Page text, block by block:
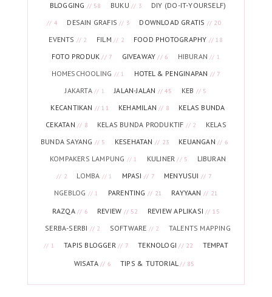
BLOGGING // 58 BUKU // 3 DIY (DO-IT-YOURSELF)
// 4 DESAIN GRAFIS// 3 DOWNLOAD GRATIS // 20
EVENTS // 2 FILM // 2 FOOD PHOTOGRAPHY // 18
FOTO PRODUK// 7 GIVEAWAY// 6 HIBURAN// 1
HOMESCHOOLING // 1 HOTEL & PENGINAPAN // 7
JAKARTA// 1 JALAN-JALAN // 45 KEB // 5
KECANTIKAN // 11 KEHAMILAN// 8
KELAS BUNDA
CEKATAN // 8 KELAS BUNDA PRODUKTIF // 2
KELAS
BUNDA SAYANG // 5 KESEHATAN // 23 KEUANGAN// 6
KOMPAKERS LAMPUNG // 1 KULINER// 5 LIBURAN
// 2 LOMBA // 1 MPASI // 7 MENYUSUI // 7
NGEBLOG // 1 PARENTING // 21 RAYYAAN // 21
RAZQA // 6 REVIEW // 52 REVIEW APLIKASI// 15
SERBA-SERBI // 2 SOFTWARE // 2 TALENTS MAPPING
// 1 TAPIS BLOGGER// 7 TEKNOLOGI// 22
TEMPAT
WISATA // 6 TIPS & TUTORIAL// 85